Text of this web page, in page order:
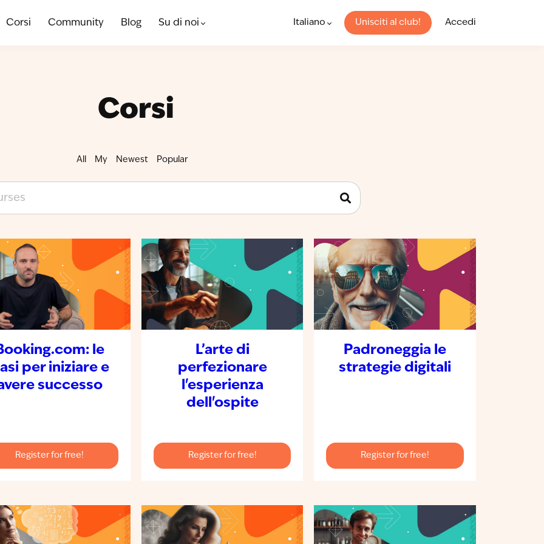
Corsi Community Blog Su di noi Italiano Unisciti al club! Accedi
Corsi
All My Newest Popular
le
per iniziare e
successo
Register for free!
L’arte di
perfezionare
l'esperienza
dell'ospite
Register for free!
Padroneggia le
strategie digitali
Register for free!